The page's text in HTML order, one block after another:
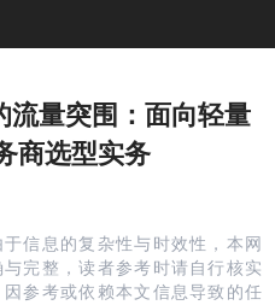
流量突围：面向轻量
商选型实务
信息的复杂性与时效性，本网
完整，读者参考时请自行核实
参考或依赖本文信息导致的任